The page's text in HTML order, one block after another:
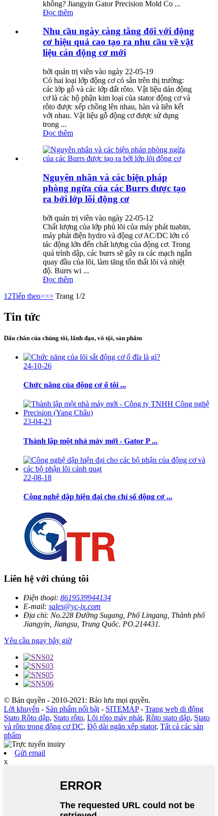
không? Jiangyin Gator Precision Mold Co ...
Đọc thêm
Nhu cầu ngày càng tăng đối với động
cơ hiệu quả cao tạo ra nhu cầu về vật
liệu cán động cơ mới
bởi quản trị viên vào ngày 22-05-19
Có hai loại lớp động cơ có sẵn trên thị trường:
các lớp gỗ và các lớp đất rôto. Vật liệu dán động
cơ là các bộ phận kim loại của stator động cơ và
rôto được xếp chồng lên nhau, hàn và liên kết
với nhau. Vật liệu gỗ động cơ được sử dụng
trong ...
Đọc thêm
Nguyên nhân và các biện pháp
phòng ngừa của các Burrs được tạo
ra bởi lớp lõi động cơ
bởi quản trị viên vào ngày 22-05-12
Chất lượng của lớp phủ lõi của máy phát tuabin,
máy phát điện hydro và động cơ AC/DC lớn có
tác động lớn đến chất lượng của động cơ. Trong
quá trình dập, các burrs sẽ gây ra các mạch ngắn
quay đầu của lõi, làm tăng tổn thất lõi và nhiệt
độ. Burrs wi ...
Đọc thêm
1 2Tiếp theo>>> Trang 1/2
Tin tức
Dấu chân của chúng tôi, lãnh đạo, vô tội, sản phẩm
24-10-26
Chức năng của động cơ ổ tôi ...
23-04-23
Thành lập một nhà máy mới - Gator P ...
22-08-18
Công nghệ dập hiện đại cho chỉ số động cơ ...
Liên hệ với chúng tôi
Điện thoại: 8619539944134
E-mail: sales@yc-jx.com
Địa chỉ: No.228 Đường Sugang, Phố Lingang, Thành phố
Jiangyin, Jiangsu, Trung Quốc. PO.214431.
Yêu cầu ngay bây giờ
© Bản quyền - 2010-2021: Bảo lưu mọi quyền.
Lời khuyên - Sản phẩm nổi bật - SITEMAP- Trang web di động
Stato Rôto dập, Stato rôto, Lõi rôto máy phát, Rôto stato dập, Stato
và rôto trong động cơ DC, Độ dài ngăn xếp stator, Tất cả các sản
phẩm
Gửi email
x